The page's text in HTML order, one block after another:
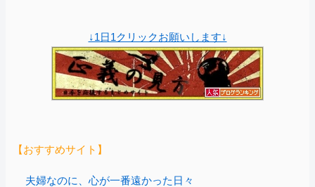
↓1日1クリックお願いします↓
【おすすめサイト】
夫婦なのに、心が一番遠かった日々